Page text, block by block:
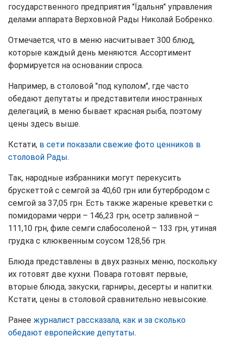
государственного предприятия "Їдальня" управления
делами аппарата Верховной Рады Николай Бобренко.
Отмечается, что в меню насчитывает 300 блюд,
которые каждый день меняются. Ассортимент
формируется на основании спроса.
Например, в столовой "под куполом", где часто
обедают депутаты и представители иностранных
делегаций, в меню бывает красная рыба, поэтому
цены здесь выше.
Кстати, в сети показали свежие фото ценников в
столовой Рады.
Так, народные избранники могут перекусить
брускеттой с семгой за 40,60 грн или бутербродом с
семгой за 37,05 грн. Есть также жареные креветки с
помидорами черри – 146,23 грн, осетр заливной –
111,10 грн, филе семги слабосоленой – 133 грн, утиная
грудка с клюквенным соусом 128,56 грн.
Блюда представлены в двух разных меню, поскольку
их готовят две кухни. Повара готовят первые,
вторые блюда, закуски, гарниры, десерты и напитки.
Кстати, цены в столовой сравнительно невысокие.
Ранее журналист рассказала, как и за сколько
обедают европейские депутаты.